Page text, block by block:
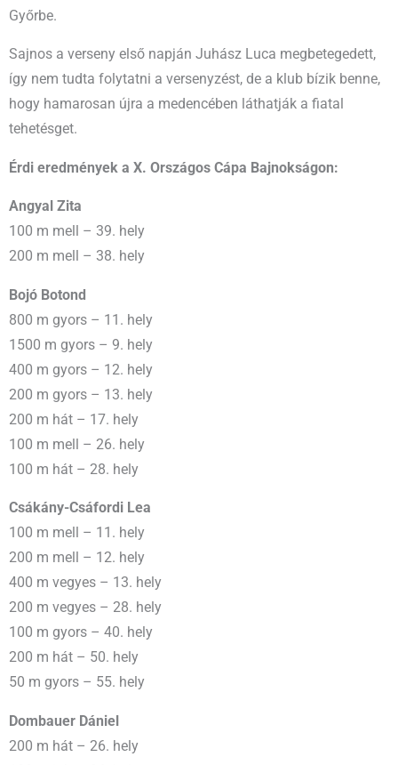
Győrbe.
Sajnos a verseny első napján Juhász Luca megbetegedett,
így nem tudta folytatni a versenyzést, de a klub bízik benne,
hogy hamarosan újra a medencében láthatják a fiatal
tehetésget.
Érdi eredmények a X. Országos Cápa Bajnokságon:
Angyal Zita
100 m mell – 39. hely
200 m mell – 38. hely
Bojó Botond
800 m gyors – 11. hely
1500 m gyors – 9. hely
400 m gyors – 12. hely
200 m gyors – 13. hely
200 m hát – 17. hely
100 m mell – 26. hely
100 m hát – 28. hely
Csákány-Csáfordi Lea
100 m mell – 11. hely
200 m mell – 12. hely
400 m vegyes – 13. hely
200 m vegyes – 28. hely
100 m gyors – 40. hely
200 m hát – 50. hely
50 m gyors – 55. hely
Dombauer Dániel
200 m hát – 26. hely